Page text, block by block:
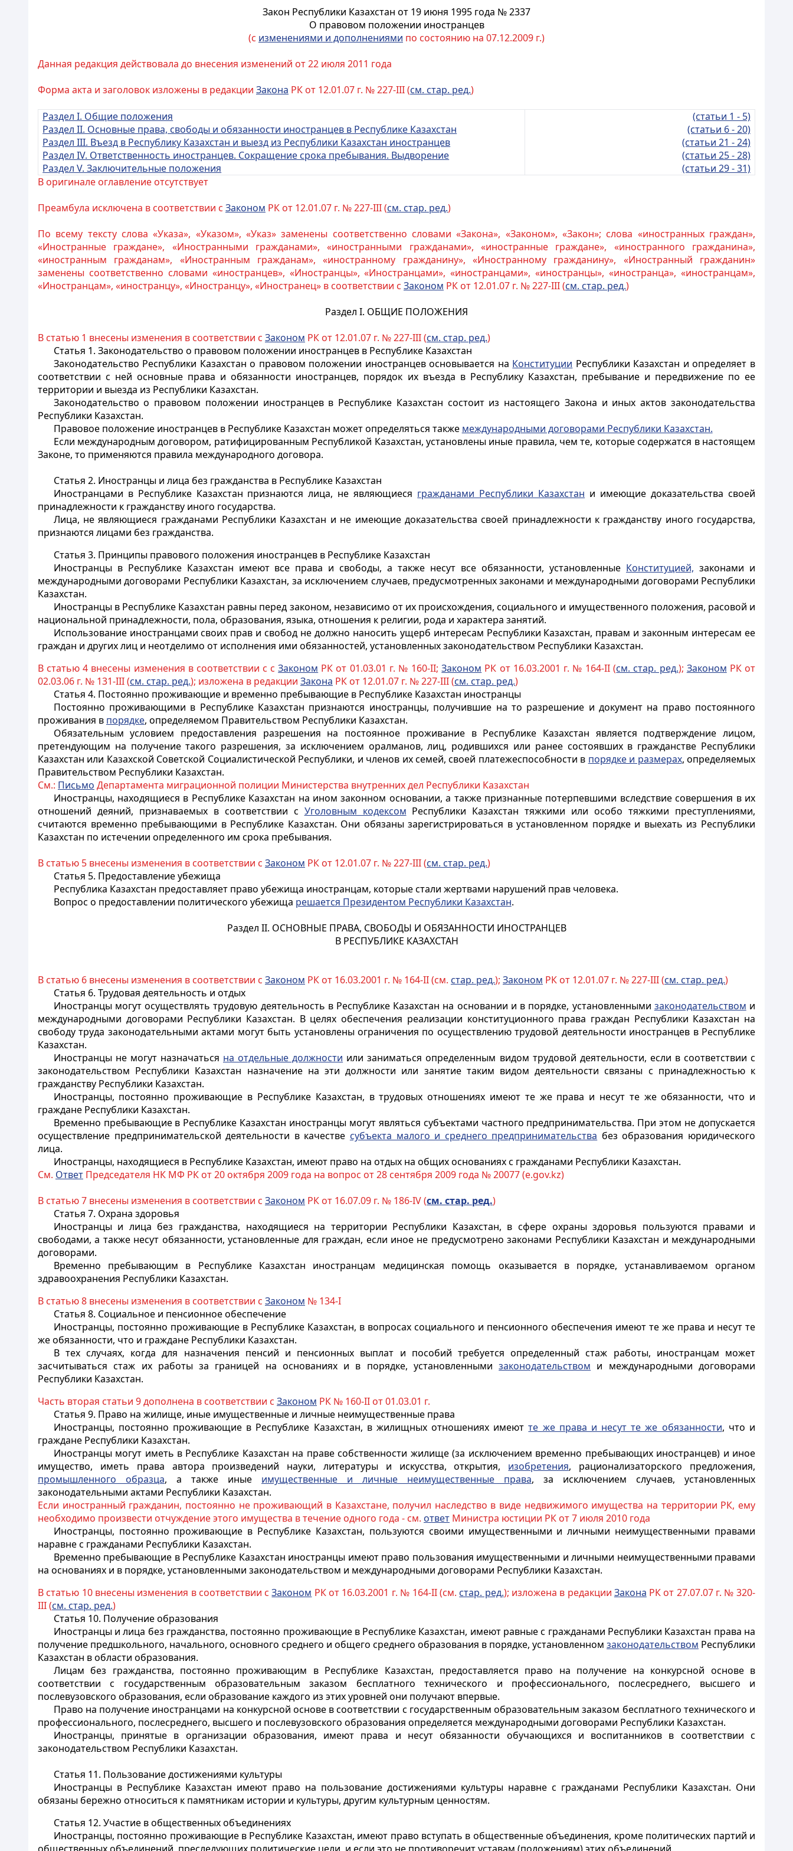
Закон Республики Казахстан от 19 июня 1995 года № 2337
О правовом положении иностранцев
(с изменениями и дополнениями по состоянию на 07.12.2009 г.)
Данная редакция действовала до внесения изменений от 22 июля 2011 года
Форма акта и заголовок изложены в редакции Закона РК от 12.01.07 г. № 227-III (см. стар. ред.)
Раздел I. Общие положения
Раздел II. Основные права, свободы и обязанности иностранцев в Республике Казахстан
Раздел III. Въезд в Республику Казахстан и выезд из Республики Казахстан иностранцев
Раздел IV. Ответственность иностранцев. Сокращение срока пребывания. Выдворение
Раздел V. Заключительные положения
(статьи 1 - 5)
(статьи 6 - 20)
(статьи 21 - 24)
(статьи 25 - 28)
(статьи 29 - 31)
В оригинале оглавление отсутствует
Преамбула исключена в соответствии с Законом РК от 12.01.07 г. № 227-III (см. стар. ред.)
По всему тексту слова «Указа», «Указом», «Указ» заменены соответственно словами «Закона», «Законом», «Закон»; слова «иностранных граждан»,
«Иностранные граждане», «Иностранными гражданами», «иностранными гражданами», «иностранные граждане», «иностранного гражданина»,
«иностранным гражданам», «Иностранным гражданам», «иностранному гражданину», «Иностранному гражданину», «Иностранный гражданин»
заменены соответственно словами «иностранцев», «Иностранцы», «Иностранцами», «иностранцами», «иностранцы», «иностранца», «иностранцам»,
«Иностранцам», «иностранцу», «Иностранцу», «Иностранец» в соответствии с Законом РК от 12.01.07 г. № 227-III (см. стар. ред.)
Раздел I. ОБЩИЕ ПОЛОЖЕНИЯ
В статью 1 внесены изменения в соответствии с Законом РК от 12.01.07 г. № 227-III (см. стар. ред.)
Статья 1. Законодательство о правовом положении иностранцев в Республике Казахстан
Законодательство Республики Казахстан о правовом положении иностранцевосновывается на Конституции Республики Казахстан и определяет в
соответствии с ней основные права и обязанности иностранцев, порядок их въезда в Республику Казахстан, пребывание и передвижение по ее
территории и выезда из Республики Казахстан.
Законодательство о правовом положении иностранцевв Республике Казахстан состоит из настоящего Закона и иных актов законодательства
Республики Казахстан.
Правовое положение иностранцевв Республике Казахстан может определяться также международными договорами Республики Казахстан.
Если международным договором, ратифицированным Республикой Казахстан, установлены иные правила, чем те, которые содержатся в настоящем
Законе, то применяются правила международного договора.
Статья 2. Иностранцы и лица без гражданства в Республике Казахстан
Иностранцами в Республике Казахстан признаются лица, не являющиеся гражданами Республики Казахстан и имеющие доказательства своей
принадлежности к гражданству иного государства.
Лица, не являющиеся гражданами Республики Казахстан и не имеющие доказательства своей принадлежности к гражданству иного государства,
признаются лицами без гражданства.
Статья 3. Принципы правового положения иностранцев в Республике Казахстан
Иностранцыв Республике Казахстан имеют все права и свободы, а также несут все обязанности, установленные Конституцией, законами и
международными договорами Республики Казахстан, за исключением случаев, предусмотренных законами и международными договорами Республики
Казахстан.
Иностранцыв Республике Казахстан равны перед законом, независимо от их происхождения, социального и имущественного положения, расовой и
национальной принадлежности, пола, образования, языка, отношения к религии, рода и характера занятий.
Использование иностранцами своих прав и свобод не должно наносить ущерб интересам Республики Казахстан, правам и законным интересам ее
граждан и других лиц и неотделимо от исполнения ими обязанностей, установленных законодательством Республики Казахстан.
В статью 4 внесены изменения в соответствии с сЗаконом РК от 01.03.01 г. № 160-II;Законом РК от 16.03.2001 г. № 164-II (см. стар. ред.); Законом РК от
02.03.06 г. № 131-III (см. стар. ред.); изложена в редакции Закона РК от 12.01.07 г. № 227-III (см. стар. ред.)
Статья 4. Постоянно проживающие и временно пребывающие в Республике Казахстан иностранцы
Постоянно проживающими в Республике Казахстан признаются иностранцы, получившие на то разрешение и документ на право постоянного
проживания в порядке, определяемом Правительством Республики Казахстан.
Обязательным условием предоставления разрешения на постоянное проживание в Республике Казахстан является подтверждение лицом,
претендующим на получение такого разрешения, за исключением оралманов, лиц, родившихся или ранее состоявших в гражданстве Республики
Казахстан или Казахской Советской Социалистической Республики, и членов их семей, своей платежеспособности в порядке и размерах, определяемых
Правительством Республики Казахстан.
См.: Письмо Департамента миграционной полиции Министерства внутренних дел Республики Казахстан
Иностранцы, находящиеся в Республике Казахстан на ином законном основании, а также признанные потерпевшими вследствие совершения в их
отношений деяний, признаваемых в соответствии с Уголовным кодексом Республики Казахстан тяжкими или особо тяжкими преступлениями,
считаются временно пребывающими в Республике Казахстан. Они обязаны зарегистрироваться в установленном порядке и выехать из Республики
Казахстан по истечении определенного им срока пребывания.
В статью 5 внесены изменения в соответствии с Законом РК от 12.01.07 г. № 227-III (см. стар. ред.)
Статья 5. Предоставление убежища
Республика Казахстан предоставляет право убежища иностранцам, которые стали жертвами нарушений прав человека.
Вопрос о предоставлении политического убежища решается Президентом Республики Казахстан.
Раздел II. ОСНОВНЫЕ ПРАВА, СВОБОДЫ И ОБЯЗАННОСТИ ИНОСТРАНЦЕВ
В РЕСПУБЛИКЕ КАЗАХСТАН
В статью 6 внесены изменения в соответствии с Законом РК от 16.03.2001 г. № 164-II (см. стар. ред.); Законом РК от 12.01.07 г. № 227-III (см. стар. ред.)
Статья 6. Трудовая деятельность и отдых
Иностранцымогут осуществлять трудовую деятельность в Республике Казахстан на основании и в порядке, установленными законодательством и
международными договорами Республики Казахстан. В целях обеспечения реализации конституционного права граждан Республики Казахстан на
свободу труда законодательными актами могут быть установлены ограничения по осуществлению трудовой деятельности иностранцев в Республике
Казахстан.
Иностранцыне могут назначаться на отдельные должности или заниматься определенным видом трудовой деятельности, если в соответствии с
законодательством Республики Казахстан назначение на эти должности или занятие таким видом деятельности связаны с принадлежностью к
гражданству Республики Казахстан.
Иностранцы, постоянно проживающие в Республике Казахстан, в трудовых отношениях имеют те же права и несут те же обязанности, что и
граждане Республики Казахстан.
Временно пребывающие в Республике Казахстан иностранцы могут являться субъектами частного предпринимательства. При этом не допускается
осуществление предпринимательской деятельности в качестве субъекта малого и среднего предпринимательства без образования юридического
лица.
Иностранцы, находящиеся в Республике Казахстан, имеют право на отдых на общих основаниях с гражданами Республики Казахстан.
См. Ответ Председателя НК МФ РК от 20 октября 2009 года на вопрос от 28 сентября 2009 года № 20077 (e.gov.kz)
В статью 7 внесены изменения в соответствии с Законом РК от 16.07.09 г. № 186-IV (см. стар. ред.)
Статья 7. Охрана здоровья
Иностранцы и лица без гражданства, находящиеся на территории Республики Казахстан, в сфере охраны здоровья пользуются правами и
свободами, а также несут обязанности, установленные для граждан, если иное не предусмотрено законами Республики Казахстан и международными
договорами.
Временно пребывающим в Республике Казахстан иностранцам медицинская помощь оказывается в порядке, устанавливаемом органом
здравоохранения Республики Казахстан.
В статью 8 внесены изменения в соответствии с Законом № 134-I
Статья 8. Социальное и пенсионное обеспечение
Иностранцы, постоянно проживающие в Республике Казахстан, в вопросах социального и пенсионного обеспечения имеют те же права и несут те
же обязанности, что и граждане Республики Казахстан.
В тех случаях, когда для назначения пенсий и пенсионных выплат и пособий требуется определенный стаж работы, иностранцам может
засчитываться стаж их работы за границей на основаниях и в порядке, установленнымизаконодательством и международными договорами
Республики Казахстан.
Часть вторая статьи 9 дополнена в соответствии с Законом РК № 160-II от 01.03.01 г.
Статья 9. Право на жилище, иные имущественные и личные неимущественные права
Иностранцы, постоянно проживающие в Республике Казахстан, в жилищных отношениях имеютте же права и несут те же обязанности, что и
граждане Республики Казахстан.
Иностранцымогут иметь в Республике Казахстан на праве собственности жилище (за исключением временно пребывающих иностранцев) и иное
имущество, иметь права автора произведений науки, литературы и искусства, открытия, изобретения, рационализаторского предложения,
промышленного образца, а также иные имущественные и личные неимущественные права, за исключением случаев, установленных
законодательными актами Республики Казахстан.
Если иностранный гражданин, постоянно не проживающий в Казахстане, получил наследство в виде недвижимого имущества на территории РК, ему
необходимо произвести отчуждение этого имущества в течение одного года - см. ответ Министра юстиции РК от 7 июля 2010 года
Иностранцы, постоянно проживающие в Республике Казахстан, пользуются своими имущественными и личными неимущественными правами
наравне с гражданами Республики Казахстан.
Временно пребывающие в Республике Казахстан иностранцы имеют право пользования имущественными и личными неимущественными правами
на основаниях и в порядке, установленными законодательством и международными договорами Республики Казахстан.
В статью 10 внесены изменения в соответствии сЗаконом РК от 16.03.2001 г. № 164-II (см. стар. ред.); изложена в редакции Закона РК от 27.07.07 г. № 320-
III (см. стар. ред.)
Статья 10. Получение образования
Иностранцы и лица без гражданства, постоянно проживающие в Республике Казахстан, имеют равные с гражданами Республики Казахстан права на
получение предшкольного, начального, основного среднего и общего среднего образования в порядке, установленном законодательством Республики
Казахстан в области образования.
Лицам без гражданства, постоянно проживающим в Республике Казахстан, предоставляется право на получение на конкурсной основе в
соответствии с государственным образовательным заказом бесплатного технического и профессионального, послесреднего, высшего и
послевузовского образования, если образование каждого из этих уровней они получают впервые.
Право на получение иностранцами на конкурсной основе в соответствии с государственным образовательным заказом бесплатного технического и
профессионального, послесреднего, высшего и послевузовского образования определяется международными договорами Республики Казахстан.
Иностранцы, принятые в организации образования, имеют права и несут обязанности обучающихся и воспитанников в соответствии с
законодательством Республики Казахстан.
Статья 11. Пользование достижениями культуры
Иностранцыв Республике Казахстан имеют право на пользование достижениями культуры наравне с гражданами Республики Казахстан. Они
обязаны бережно относиться к памятникам истории и культуры, другим культурным ценностям.
Статья 12. Участие в общественных объединениях
Иностранцы, постоянно проживающие в Республике Казахстан, имеют право вступать в общественные объединения, кроме политических партий и